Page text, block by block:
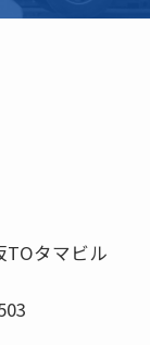
TOタマビル